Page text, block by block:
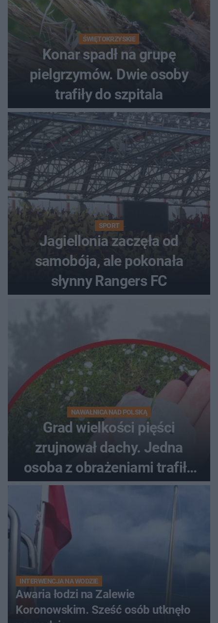
ŚWIĘTOKRZYSKIE
Konar spadł na grupę
pielgrzymów. Dwie osoby
trafiły do szpitala
SPORT
Jagiellonia zaczęła od
samobója, ale pokonała
słynny Rangers FC
NAWAŁNICA NAD POLSKĄ
Grad wielkości pięści
zrujnował dachy. Jedna
osoba z obrażeniami trafiła
do szpitala
INTERWENCJA NA WODZIE
Awaria łodzi na Zalewie
Koronowskim. Sześć osób utknęło